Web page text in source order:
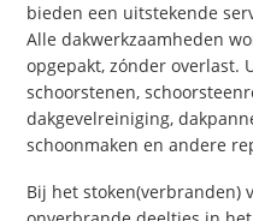
bieden een uitstekende
Alle dakwerkzaamheden
opgepakt, zónder overlast.
schoorstenen,
dakgevelreiniging,
schoonmaken en andere
Bij het stoken(verbranden)